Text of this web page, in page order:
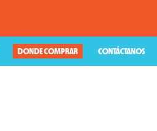
DONDE COMPRAR CONTÁCTANOS